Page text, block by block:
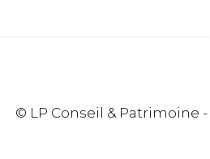
© LP Conseil & Patrimoine